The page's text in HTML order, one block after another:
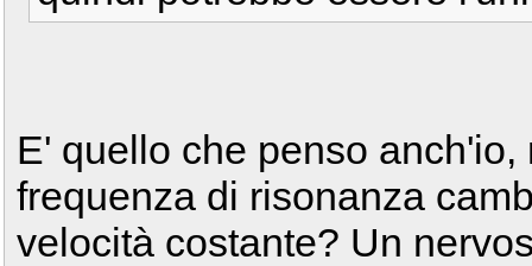
E' quello che penso
frequenza di risonanza
velocità costante? Un